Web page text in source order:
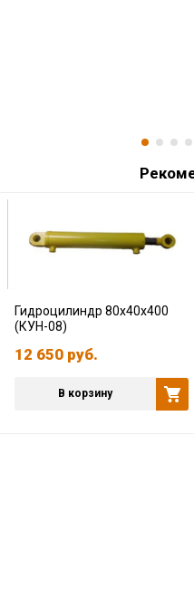
Гидроцилиндр 80х40х400
(КУН-08)
12 650 руб.
В корзину